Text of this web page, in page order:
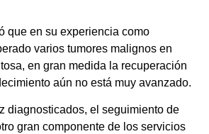
que en su experiencia como
varios tumores malignos en
en gran medida la recuperación
aún no está muy avanzado.
diagnosticados, el seguimiento de
gran componente de los servicios